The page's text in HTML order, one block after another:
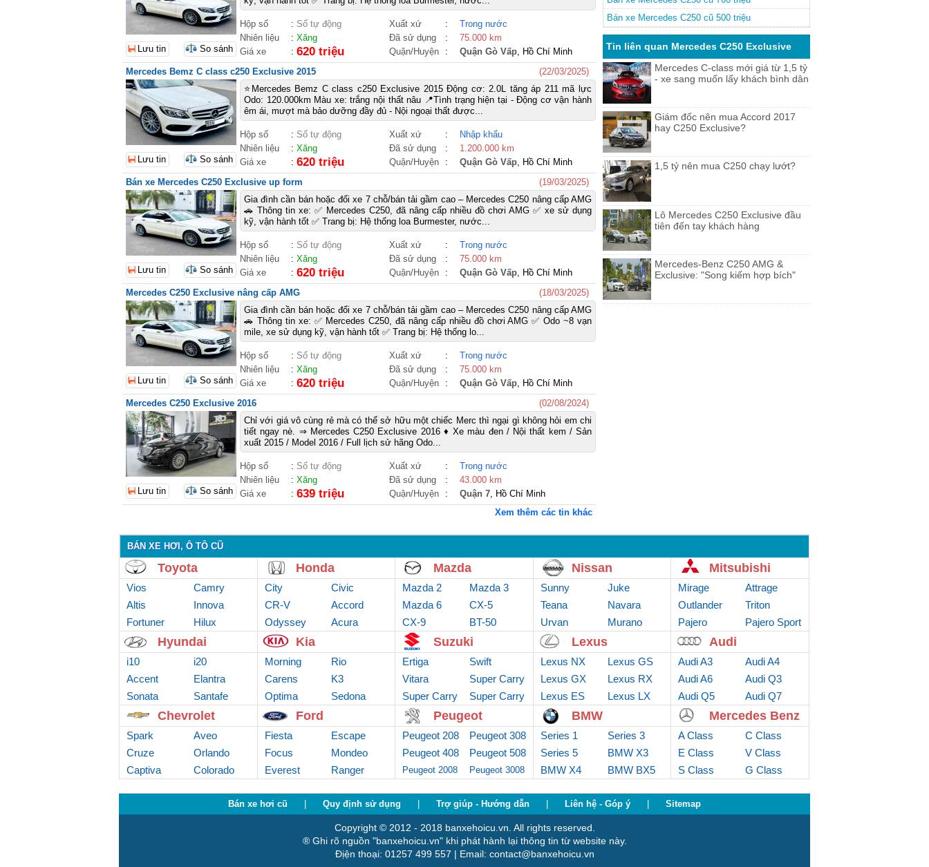
Hộp số : Số tự động Xuất xứ :
Trong nước
Nhiên liệu
: Xăng Đã sử dụng :
75.000 km
Giá xe
: 620 triệu Quận/Huyện : Quận Gò Vấp, Hồ Chí Minh
Lưu tin So sánh
Mercedes Bemz C class c250 Exclusive 2015
(22/03/2025)
⭐Mercedes Bemz C class c250 Exclusive 2015 Động cơ: 2.0L tăng áp 211 mã lực
Odo: 120.000km Màu xe: trắng nội thất nâu 📍Tình trạng hiện tại - Động cơ vận hành
êm ái, mượt mà bảo dưỡng đầy đủ - Nội ngoại thất được...
Hộp số : Số tự động Xuất xứ :
Nhập khẩu
Nhiên liệu
: Xăng Đã sử dụng :
1.200.000 km
Giá xe
: 620 triệu Quận/Huyện : Quận Gò Vấp, Hồ Chí Minh
Lưu tin So sánh
Bán xe Mercedes C250 Exclusive up form
(19/03/2025)
Gia đình cần bán hoặc đổi xe 7 chỗ/bán tải gầm cao – Mercedes C250 nâng cấp AMG
🚗 Thông tin xe: ✅ Mercedes C250, đã nâng cấp nhiều đồ chơi AMG ✅ xe sử dụng
kỹ, vận hành tốt ✅ Trang bị: Hệ thống loa Burmester, nước...
Hộp số : Số tự động Xuất xứ :
Trong nước
Nhiên liệu
: Xăng Đã sử dụng :
75.000 km
Giá xe
: 620 triệu Quận/Huyện : Quận Gò Vấp, Hồ Chí Minh
Lưu tin So sánh
Mercedes C250 Exclusive nâng cấp AMG
(18/03/2025)
Gia đình cần bán hoặc đổi xe 7 chỗ/bán tải gầm cao – Mercedes C250 nâng cấp AMG
🚗 Thông tin xe: ✅ Mercedes C250, đã nâng cấp nhiều đồ chơi AMG ✅ Odo ~8 vạn
mile, xe sử dụng kỹ, vận hành tốt ✅ Trang bị: Hệ thống lo...
Hộp số : Số tự động Xuất xứ :
Trong nước
Nhiên liệu
: Xăng Đã sử dụng :
75.000 km
Giá xe
: 620 triệu Quận/Huyện : Quận Gò Vấp, Hồ Chí Minh
Lưu tin So sánh
Mercedes C250 Exclusive 2016
(02/08/2024)
Chỉ với giá vô cùng rẻ mà có thể sở hữu một chiếc Merc thì ngại gì không hỏi em chi
tiết ngay nè. ⇒ Mercedes C250 Exclusive 2016 ♦ Xe màu đen / Nội thất kem / Sản
xuất 2015 / Model 2016 / Full lịch sử hãng Odo...
Hộp số : Số tự động Xuất xứ :
Trong nước
Nhiên liệu
: Xăng Đã sử dụng :
43.000 km
Giá xe
: 639 triệu Quận/Huyện : Quận 7, Hồ Chí Minh
Lưu tin So sánh
Xem thêm các tin khác
Bán xe Mercedes C250 cũ 500 triệu
Tin liên quan Mercedes C250 Exclusive
Mercedes C-class mới giá từ 1,5 tỷ
- xe sang muốn lấy khách bình dân
Giám đốc nên mua Accord 2017
hay C250 Exclusive?
1,5 tỷ nên mua C250 chạy lướt?
Lô Mercedes C250 Exclusive đầu
tiên đến tay khách hàng
Mercedes-Benz C250 AMG &
Exclusive: "Song kiếm hợp bích"
BÁN XE HƠI, Ô TÔ CŨ
Toyota
Vios
Camry
Altis
Innova
Fortuner
Hilux
Honda
City
Civic
CR-V
Accord
Odyssey
Acura
Mazda
Mazda 2
Mazda 3
Mazda 6
CX-5
CX-9
BT-50
Nissan
Sunny
Juke
Teana
Navara
Urvan
Murano
Mitsubishi
Mirage
Attrage
Outlander
Sport
Triton
Pajero
Pajero Sport
Hyundai
i10
i20
Accent
Elantra
Sonata
Santafe
Kia
Morning
Rio
Carens
K3
Optima
Sedona
Suzuki
Ertiga
Swift
Vitara
Super Carry
Van
Super Carry
truck
Super Carry
Pro
Lexus
Lexus NX
Lexus GS
Lexus GX
Lexus RX
Lexus ES
Lexus LX
Audi
Audi A3
Audi A4
Audi A6
Audi Q3
Audi Q5
Audi Q7
Chevrolet
Spark
Aveo
Cruze
Orlando
Captiva
Colorado
Ford
Fiesta
Escape
Focus
Mondeo
Everest
Ranger
Peugeot
Peugeot 208
Peugeot 308
Peugeot 408
Peugeot 508
Peugeot 2008 Peugeot 3008
BMW
Series 1
Series 3
Series 5
BMW X3
BMW X4
BMW BX5
Mercedes Benz
A Class
C Class
E Class
V Class
S Class
G Class
Bán xe hơi cũ Quy định sử dụng Trợ giúp - Hướng dẫn Liên hệ - Góp ý Sitemap
Copyright © 2012 - 2018 banxehoicu.vn. All rights reserved.
® Ghi rõ nguồn "banxehoicu.vn" khi phát hành lại thông tin từ website này.
Địện thoại: 01257 499 557 | Email: contact@banxehoicu.vn